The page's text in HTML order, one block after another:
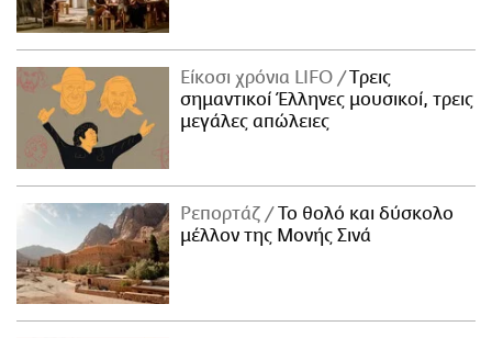
Είκοσι χρόνια LIFO
Tρεις
σημαντικοί Έλληνες μουσικοί, τρεις
μεγάλες απώλειες
Ρεπορτάζ
Το θολό και δύσκολο
μέλλον της Μονής Σινά